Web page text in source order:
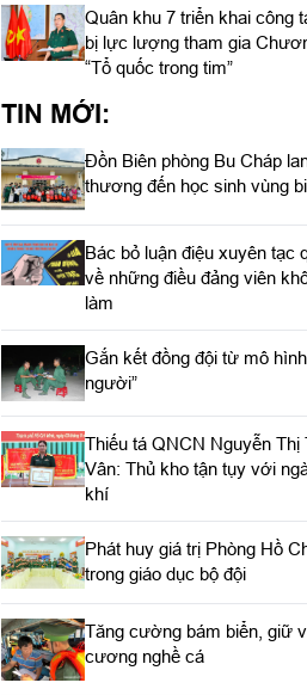
Quân khu 7 triển khai công
bị lực lượng tham gia
“Tổ quốc trong tim”
TIN MỚI:
Đồn Biên phòng Bu Cháp
thương đến học sinh vùng
Bác bỏ luận điệu xuyên tạc
về những điều đảng viên
làm
Gắn kết đồng đội từ mô hình
người”
Thiếu tá QNCN Nguyễn Thị
Vân: Thủ kho tận tụy với
khí
Phát huy giá trị Phòng Hồ
trong giáo dục bộ đội
Tăng cường bám biển, giữ
cương nghề cá